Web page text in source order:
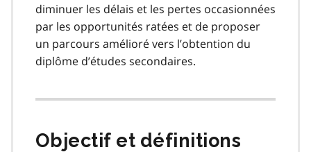
diminuer les délais et les pertes occasionnées
par les opportunités ratées et de proposer
un parcours amélioré vers l’obtention du
diplôme d’études secondaires.
Objectif et définitions